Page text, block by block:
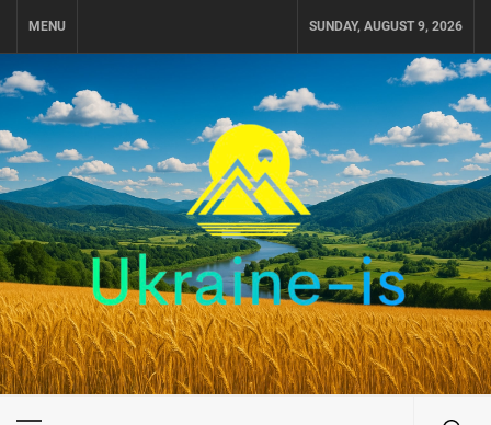
MENU SUNDAY, AUGUST 9, 2026
UKRAINE-IS
ПУТЕШЕСТВИЕ ПО УКРАИНЕ